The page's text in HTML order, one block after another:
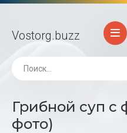
Vostorg.buzz
Грибной суп с
фото)